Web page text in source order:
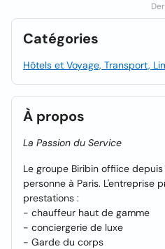
Catégories
Hôtels et Voyage, Transport,
À propos
La Passion du Service
Le groupe Biribin offiice
personne à Paris. L'entreprise
prestations :
- chauffeur haut de gamme
- conciergerie de luxe
- Garde du corps